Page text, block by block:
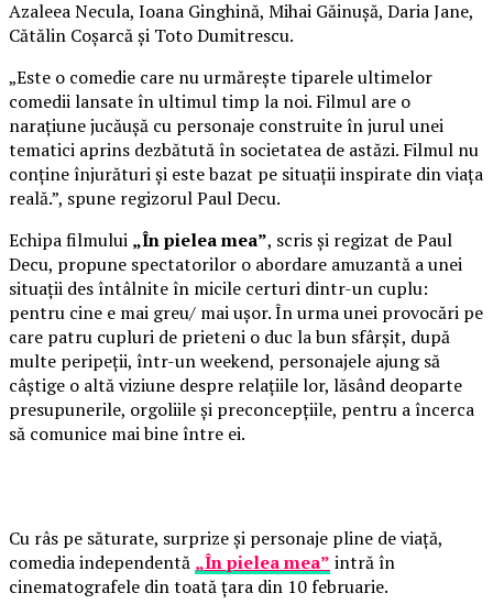
Azaleea Necula, Ioana Ginghină, Mihai Găinușă, Daria Jane,
Cătălin Coșarcă și Toto Dumitrescu.
„Este o comedie care nu urmărește tiparele ultimelor
comedii lansate în ultimul timp la noi. Filmul are o
narațiune jucăușă cu personaje construite în jurul unei
tematici aprins dezbătută în societatea de astăzi. Filmul nu
conține înjurături și este bazat pe situații inspirate din viața
reală.”, spune regizorul Paul Decu.
Echipa filmului „În pielea mea”, scris și regizat de Paul
Decu, propune spectatorilor o abordare amuzantă a unei
situații des întâlnite în micile certuri dintr-un cuplu:
pentru cine e mai greu/ mai ușor. În urma unei provocări pe
care patru cupluri de prieteni o duc la bun sfârșit, după
multe peripeții, într-un weekend, personajele ajung să
câștige o altă viziune despre relațiile lor, lăsând deoparte
presupunerile, orgoliile și preconcepțiile, pentru a încerca
să comunice mai bine între ei.
Cu râs pe săturate, surprize și personaje pline de viață,
comedia independentă „În pielea mea” intră în
cinematografele din toată țara din 10 februarie.